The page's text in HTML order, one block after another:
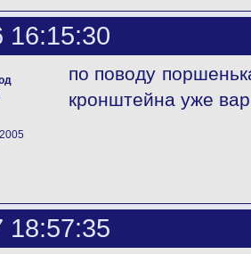
16:15:30
по поводу
кронштейна уже
18:57:35